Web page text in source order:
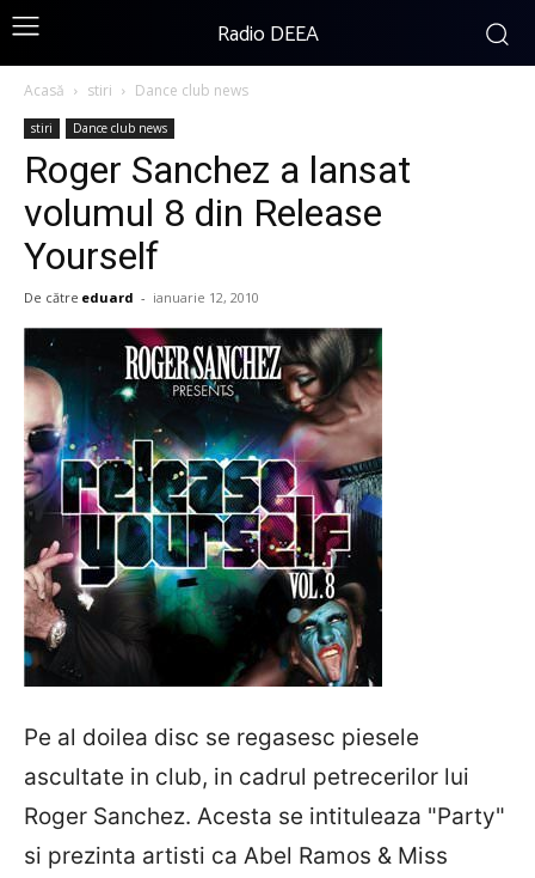
Radio DEEA
Acasă stiri Dance club news
stiri Dance club news
Roger Sanchez a lansat
volumul 8 din Release
Yourself
De către eduard - ianuarie 12, 2010
Pe al doilea disc se regasesc piesele
ascultate in club, in cadrul petrecerilor lui
Roger Sanchez. Acesta se intituleaza "Party"
si prezinta artisti ca Abel Ramos & Miss